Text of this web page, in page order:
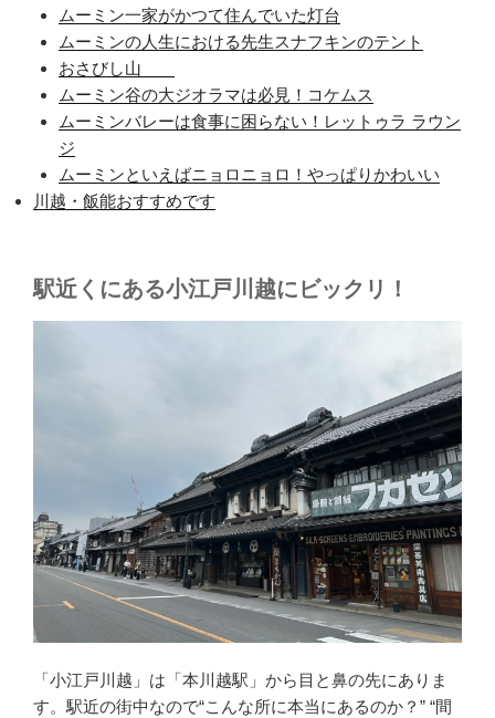
ムーミン一家がかつて住んでいた灯台
ムーミンの人生における先生スナフキンのテント
おさびし山
ムーミン谷の大ジオラマは必見！コケムス
ムーミンバレーは食事に困らない！レットゥラ ラウン
ジ
ムーミンといえばニョロニョロ！やっぱりかわいい
川越・飯能おすすめです
駅近くにある小江戸川越にビックリ！
「小江戸川越」は「本川越駅」から目と鼻の先にありま
す。駅近の街中なので“こんな所に本当にあるのか？” “間